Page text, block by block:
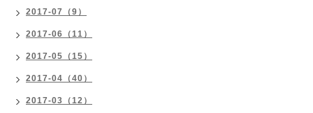
2017-07（9）
2017-06（11）
2017-05（15）
2017-04（40）
2017-03（12）